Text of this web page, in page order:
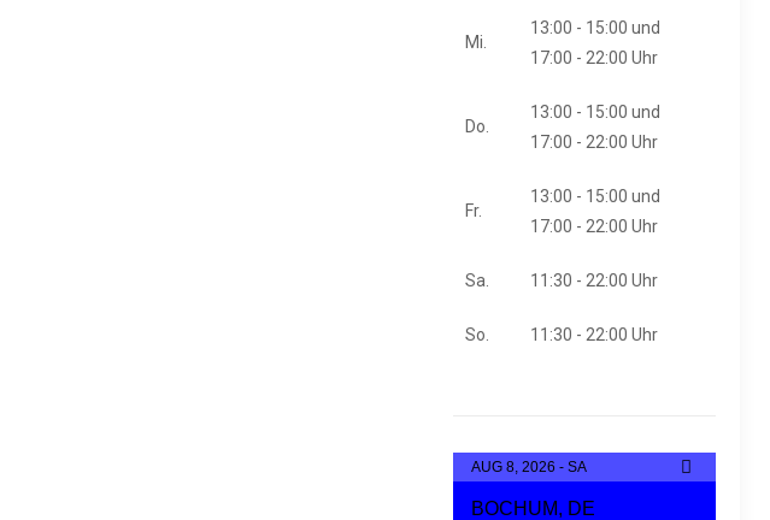
Mi.
13:00 - 15:00 und
17:00 - 22:00 Uhr
Do.
13:00 - 15:00 und
17:00 - 22:00 Uhr
Fr.
13:00 - 15:00 und
17:00 - 22:00 Uhr
Sa. 11:30 - 22:00 Uhr
So. 11:30 - 22:00 Uhr
AUG 8, 2026 - SA
BOCHUM, DE